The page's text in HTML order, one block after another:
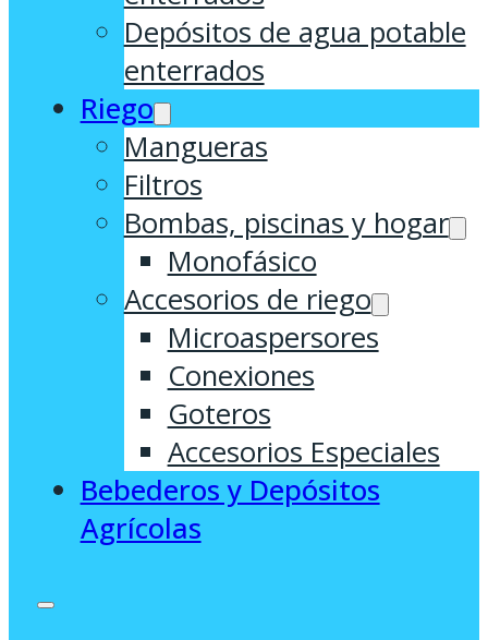
Depósitos de agua potable
enterrados
Riego
Mangueras
Filtros
Bombas, piscinas y hogar
Monofásico
Accesorios de riego
Microaspersores
Conexiones
Goteros
Accesorios Especiales
Bebederos y Depósitos
Agrícolas